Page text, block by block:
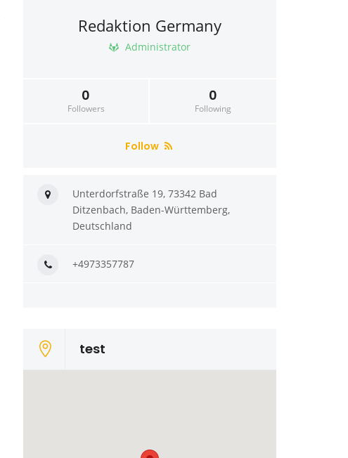
Redaktion Germany
Administrator
0
Followers
0
Following
Follow
Unterdorfstraße 19, 73342 Bad
Ditzenbach, Baden-Württemberg,
Deutschland
+4973357787
test